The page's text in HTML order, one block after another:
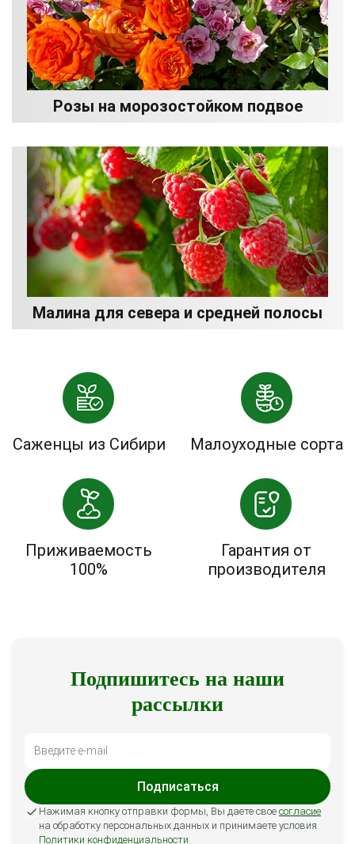
Розы на морозостойком подвое
Малина для севера и средней полосы
Саженцы из Сибири Малоуходные сорта
Приживаемость
100%
Гарантия от
производителя
Подпишитесь на наши
рассылки
Подписаться
Нажимая кнопку отправки формы, Вы даете свое согласие
на обработку персональных данных и принимаете условия
Политики конфиденциальности.